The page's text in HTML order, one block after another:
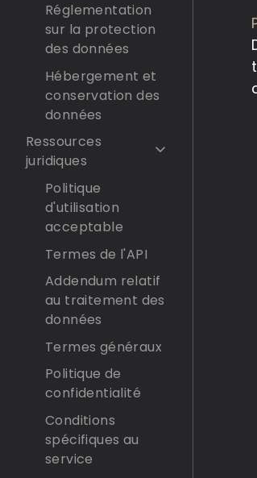
Réglementation
sur la protection
des données
Hébergement et
conservation des
données
Ressources
juridiques
Politique
d'utilisation
acceptable
Termes de l'API
Addendum relatif
au traitement des
données
Termes généraux
Politique de
confidentialité
Conditions
spécifiques au
service